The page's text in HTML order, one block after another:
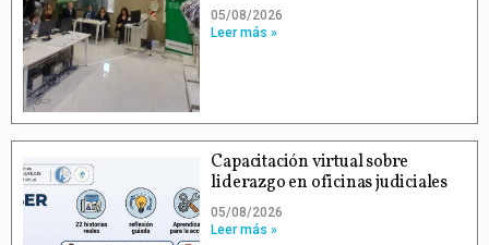
05/08/2026
Leer más »
Capacitación virtual sobre
liderazgo en oficinas judiciales
05/08/2026
Leer más »